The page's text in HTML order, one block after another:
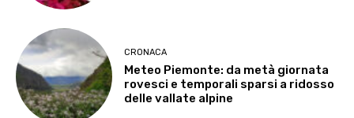
CRONACA
Meteo Piemonte: da metà giornata
rovesci e temporali sparsi a ridosso
delle vallate alpine